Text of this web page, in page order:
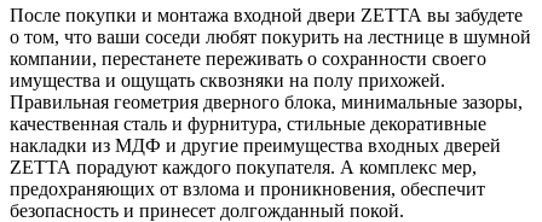
После покупки и монтажа входной двери ZЕТТА вы забудете
о том, что ваши соседи любят покурить на лестнице в шумной
компании, перестанете переживать о сохранности своего
имущества и ощущать сквозняки на полу прихожей.
Правильная геометрия дверного блока, минимальные зазоры,
качественная сталь и фурнитура, стильные декоративные
накладки из МДФ и другие преимущества входных дверей
ZЕТТА порадуют каждого покупателя. А комплекс мер,
предохраняющих от взлома и проникновения, обеспечит
безопасность и принесет долгожданный покой.